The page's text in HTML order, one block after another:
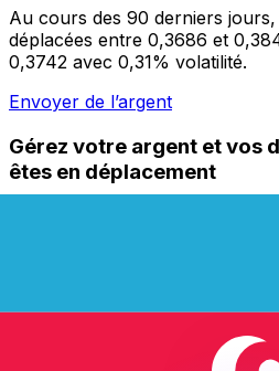
Au cours des 90 derniers jours,
déplacées entre 0,3686 et
0,3742 avec 0,31% volatilité.
Envoyer de l’argent
Gérez votre argent et vos
êtes en déplacement